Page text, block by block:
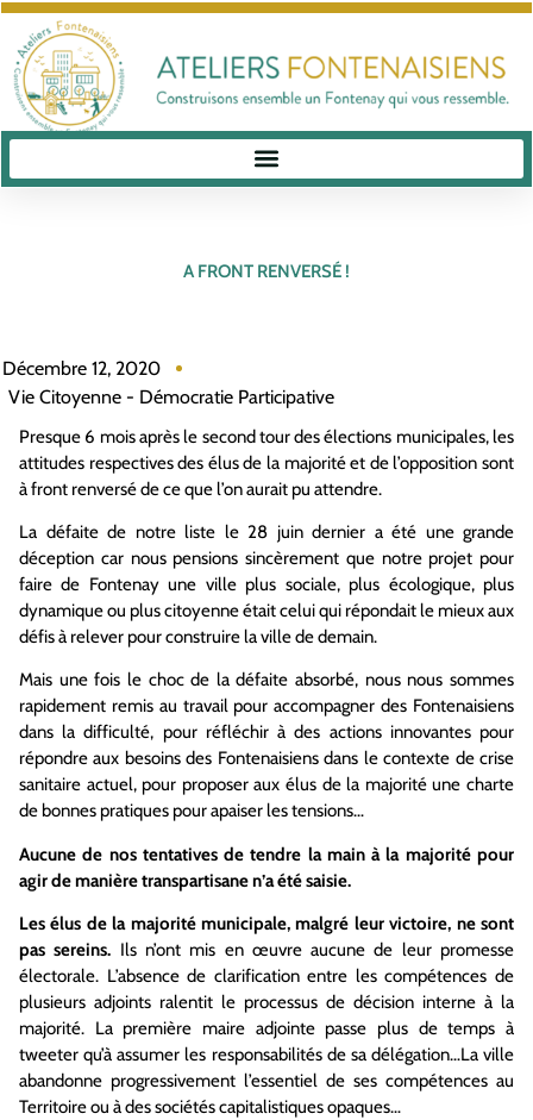
A FRONT RENVERSÉ !
Décembre 12, 2020
Vie Citoyenne - Démocratie Participative
Presque 6 mois après le second tour des élections municipales, les
attitudes respectives des élus de la majorité et de l’opposition sont
à front renversé de ce que l’on aurait pu attendre.
La défaite de notre liste le 28 juin dernier a été une grande
déception car nous pensions sincèrement que notre projet pour
faire de Fontenay une ville plus sociale, plus écologique, plus
dynamique ou plus citoyenne était celui qui répondait le mieux aux
défis à relever pour construire la ville de demain.
Mais une fois le choc de la défaite absorbé, nous nous sommes
rapidement remis au travail pour accompagner des Fontenaisiens
dans la difficulté, pour réfléchir à des actions innovantes pour
répondre aux besoins des Fontenaisiens dans le contexte de crise
sanitaire actuel, pour proposer aux élus de la majorité une charte
de bonnes pratiques pour apaiser les tensions…
Aucune de nos tentatives de tendre la main à la majorité pour
agir de manière transpartisane n’a été saisie.
Les élus de la majorité municipale, malgré leur victoire, ne sont
pas sereins. Ils n’ont mis en œuvre aucune de leur promesse
électorale. L’absence de clarification entre les compétences de
plusieurs adjoints ralentit le processus de décision interne à la
majorité. La première maire adjointe passe plus de temps à
tweeter qu’à assumer les responsabilités de sa délégation…La ville
abandonne progressivement l’essentiel de ses compétences au
Territoire ou à des sociétés capitalistiques opaques…